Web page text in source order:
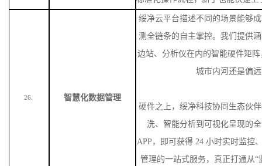
26. 智慧化数据管理
绥净云平台描述不同的场景能够
测全链条的自主掌控。我们提供
边站、分析仪在内的智能硬件矩
城市内河还是偏
硬件之上，绥净科技协同生态伙
洗、智能分析到可视化呈现的
APP，即可获得 24 小时实时监控
管理的一站式服务，真正打通从“